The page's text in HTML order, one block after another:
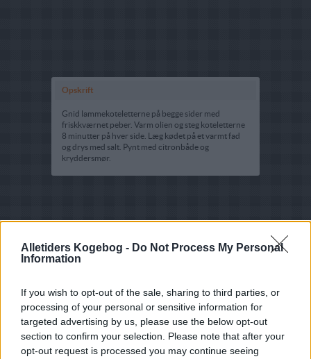
Alletiders Kogebog - Do Not Process My Personal
Information
If you wish to opt-out of the sale, sharing to third parties, or
processing of your personal or sensitive information for
targeted advertising by us, please use the below opt-out
section to confirm your selection. Please note that after your
opt-out request is processed you may continue seeing
Opskrift
Gnid lammekoteletterne på begge sider med
friskkværnet peber. Varm olien og steg koteletterne
8 minutter på hver side. Læg kødet på et varmt fad
og drys med salt. Pynt med citronbåde og
kryddersmør.